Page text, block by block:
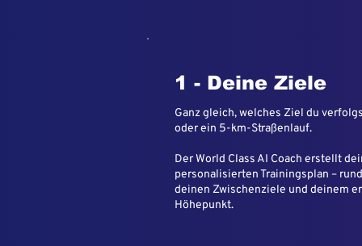
1 - Deine Ziele
Ganz gleich, welches Ziel du
oder ein 5-km-Straßenlauf.
Der World Class AI Coach erstellt
personalisierten Trainingsplan –
deinen Zwischenziele und deinem
Höhepunkt.